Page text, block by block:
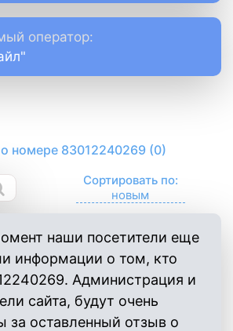
оператор:
номере 83012240269 (0)
Сортировать по:
наши посетители еще
информации о том, кто
Администрация и
сайта, будут очень
за оставленный отзыв о